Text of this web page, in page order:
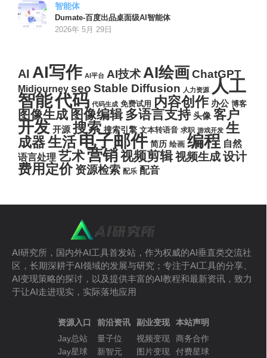
智能体
Dumate-百度出品桌面级AI智能体
2026年 5月 29日
AI AI写作 AI平台 AI技术 AI绘画ChatGPT
Midjourney seo Stable Diffusion 人力资源 人工
智能代码 代码生成 免费试用 内容创作 办公 博客
图像生成 图像编辑 多语言支持 头像 客户
开发 开源 搜索 搜索引擎 文本转语音 求职 游戏开发 生
成器生活电子邮件 简历 绘画 编程 自然
语言处理 艺术营销视频剪辑视频生成设计
费用定价 资源检索 配乐 配音
AI研究所，国内外AI工具首发站，作为权威的AI垂直类交流社
区，长期深耕于AI领域的发展与研究；专注于AI工具的分享、
AI变现策略的探讨，以及提供丰富的AI教程和最新资讯，致力
于让AI走进现实，实际落地应用
资源入口
Jay总站
Jay星球
前沿资讯
量子位
新智元
副业变现
视频变现
图片变现
本站声明
商务合作
付费星球